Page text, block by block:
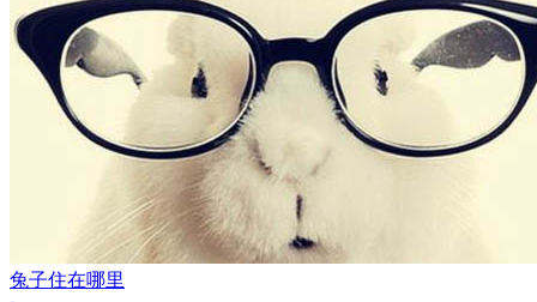
兔子住在哪里